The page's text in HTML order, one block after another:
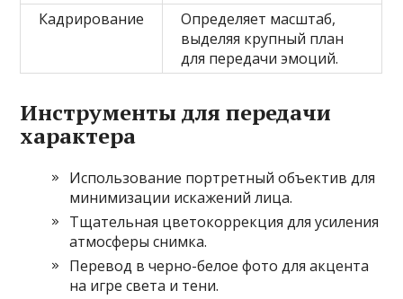
Кадрирование
Определяет масштаб,
выделяя крупный план
для передачи эмоций.
Инструменты для передачи
характера
Использование портретный объектив для
минимизации искажений лица.
Тщательная цветокоррекция для усиления
атмосферы снимка.
Перевод в черно-белое фото для акцента
на игре света и тени.